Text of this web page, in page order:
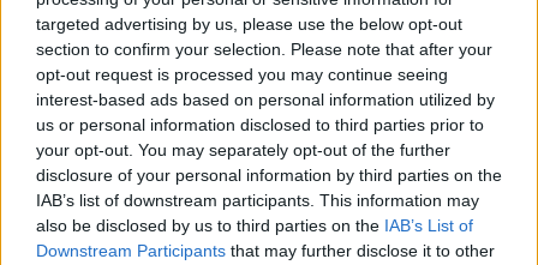
targeted advertising by us, please use the below opt-out
section to confirm your selection. Please note that after your
opt-out request is processed you may continue seeing
interest-based ads based on personal information utilized by
us or personal information disclosed to third parties prior to
your opt-out. You may separately opt-out of the further
disclosure of your personal information by third parties on the
IAB’s list of downstream participants. This information may
also be disclosed by us to third parties on the IAB’s List of
Downstream Participants that may further disclose it to other
NEWS